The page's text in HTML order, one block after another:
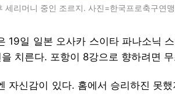
세리머니 중인 조르지. 사진=한국프로축구연맹
19일 일본 오사카 스이타 파나소닉
치른다. 포항이 8강으로 향하려면
자신감이 있다. 홈에서 승리하진 못